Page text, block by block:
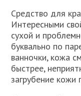
Средство для
Интересными
сухой и
буквально по
ванночки, кожа
быстрее,
загрубение